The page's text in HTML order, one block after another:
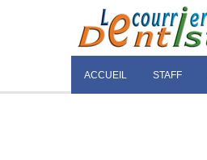
ACCUEIL STAFF